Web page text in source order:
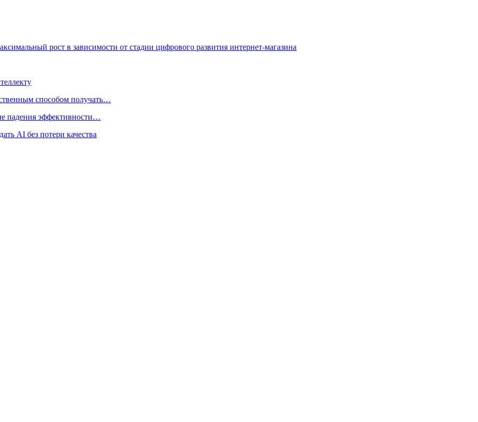
рост в зависимости от стадии цифрового развития интернет-магазина
способом получать…
падения эффективности…
AI без потери качества